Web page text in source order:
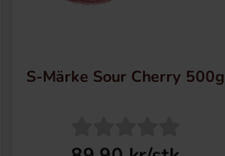
S-Märke Sour Cherry 500g